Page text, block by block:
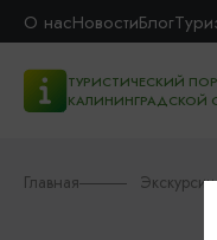
О насНовостиБлог
ТУРИСТИЧЕСКИЙ
КАЛИНИНГРАДСКОЙ
Главная